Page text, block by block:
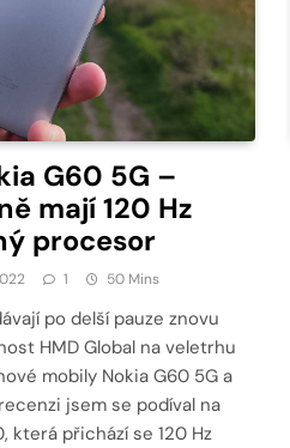
G60 5G –
mají 120 Hz
procesor
1 50 Mins
po delší pauze znovu
HMD Global na veletrhu
mobily Nokia G60 5G a
jsem se podíval na
která přichází se 120 Hz